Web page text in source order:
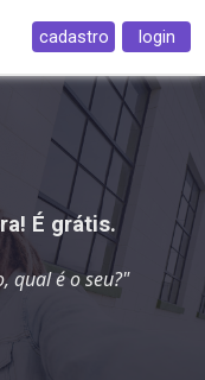
cadastro login
É grátis.
qual é o seu?"